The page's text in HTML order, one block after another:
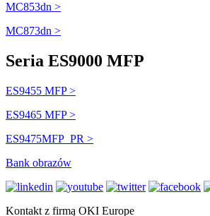
MC853dn >
MC873dn >
Seria ES9000 MFP
ES9455 MFP >
ES9465 MFP >
ES9475MFP_PR >
Bank obrazów
Kontakt z firmą OKI Europe